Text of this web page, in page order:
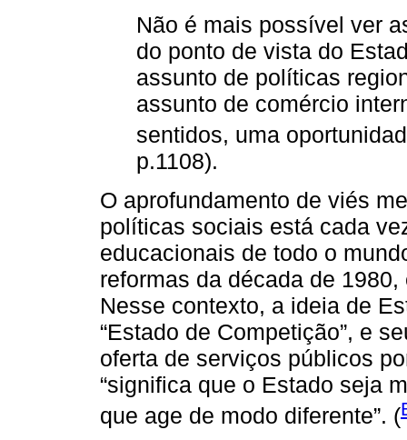
Não é mais possível ver
do ponto de vista do
assunto de políticas
assunto de comércio
sentidos, uma
p.1108).
O aprofundamento de viés
políticas sociais está cada
educacionais de todo o
reformas da década de
Nesse contexto, a ideia de
“Estado de Competição”, e
oferta de serviços públicos
“significa que o Estado seja
que age de modo diferente”. (